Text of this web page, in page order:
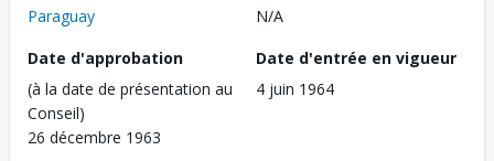
Paraguay
N/A
Date d'approbation
(à la date de présentation au
Conseil)
26 décembre 1963
Date d'entrée en vigueur
4 juin 1964